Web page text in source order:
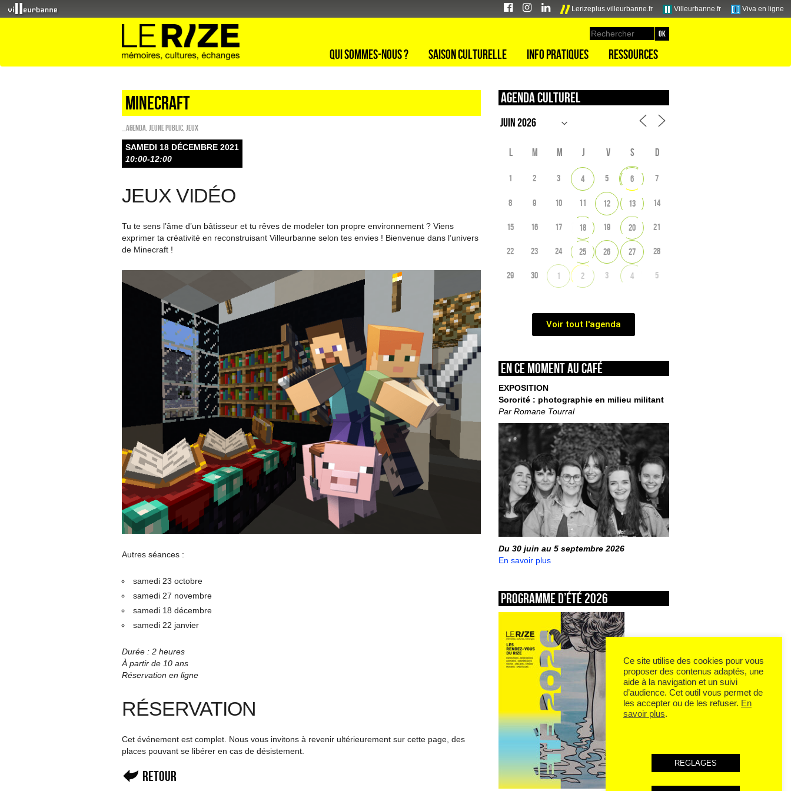
Lerizeplus.villeurbanne.fr Villeurbanne.fr Viva en ligne
Qui sommes-nous ? Saison culturelle Info pratiques Ressources
Minecraft
_Agenda Jeune public Jeux
SAMEDI 18 DÉCEMBRE 2021
10:00-12:00
JEUX VIDÉO
Tu te sens l’âme d’un bâtisseur et tu rêves de modeler ton propre environnement ? Viens
exprimer ta créativité en reconstruisant Villeurbanne selon tes envies ! Bienvenue dans l’univers
de Minecraft !
Autres séances :
samedi 23 octobre
samedi 27 novembre
samedi 18 décembre
samedi 22 janvier
Durée : 2 heures
À partir de 10 ans
Réservation en ligne
RÉSERVATION
Cet événement est complet. Nous vous invitons à revenir ultérieurement sur cette page, des
places pouvant se libérer en cas de désistement.
Retour
Agenda culturel
L M M J V S D
1 2 3 4 5 6 7
8 9 10 11 12 13 14
15 16 17 18 19 20 21
22 23 24 25 26 27 28
29 30 1 2 3 4 5
Voir tout l'agenda
En ce moment au café
EXPOSITION
Sororité : photographie en milieu militant
Par Romane Tourral
Du 30 juin au 5 septembre 2026
En savoir plus
Programme d’été 2026
Ce site utilise des cookies pour vous
proposer des contenus adaptés, une
aide à la navigation et un suivi
d’audience. Cet outil vous permet de
les accepter ou de les refuser. En
savoir plus.
REGLAGES